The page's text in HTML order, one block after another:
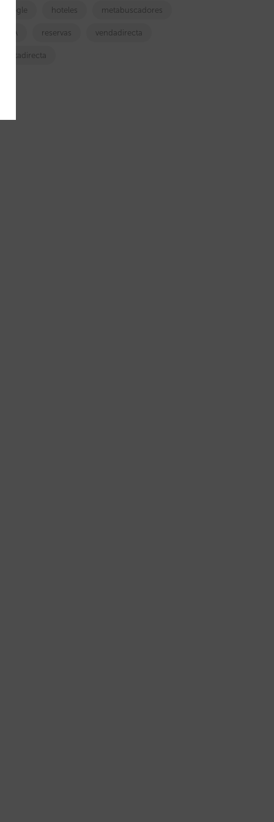
google hoteles metabuscadores
OTA reservas vendadirecta
ventadirecta